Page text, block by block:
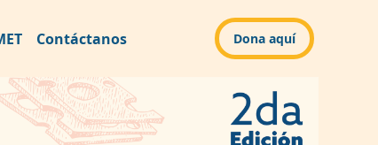
Contáctanos Dona aquí